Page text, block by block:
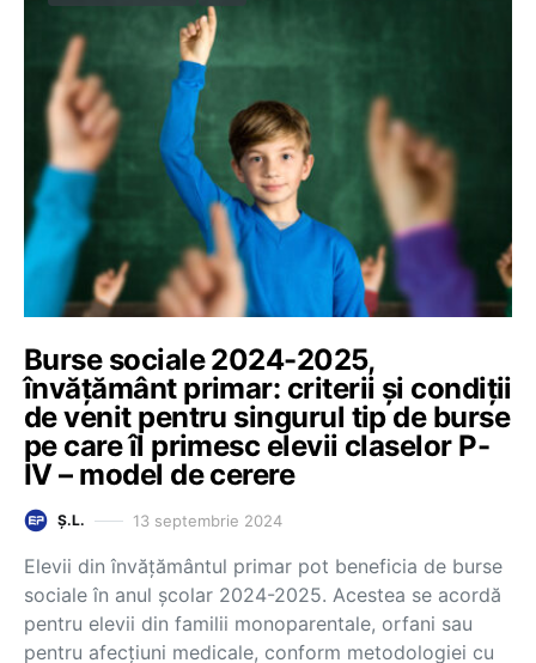
Burse sociale 2024-2025,
învățământ primar: criterii și condiții
de venit pentru singurul tip de burse
pe care îl primesc elevii claselor P-
IV – model de cerere
Ș.L. 13 septembrie 2024
Elevii din învățământul primar pot beneficia de burse
sociale în anul școlar 2024-2025. Acestea se acordă
pentru elevii din familii monoparentale, orfani sau
pentru afecțiuni medicale, conform metodologiei cu